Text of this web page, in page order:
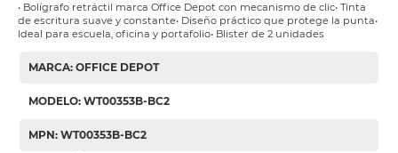
• Bolígrafo retráctil marca Office Depot con mecanismo de clic• Tinta
de escritura suave y constante• Diseño práctico que protege la punta•
Ideal para escuela, oficina y portafolio• Blister de 2 unidades
MARCA: OFFICE DEPOT
MODELO: WT00353B-BC2
MPN: WT00353B-BC2